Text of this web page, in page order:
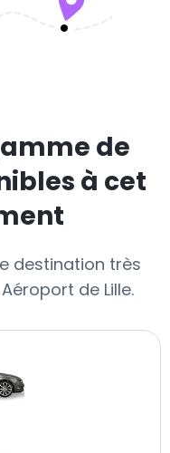
de
à cet
destination très
de Lille.